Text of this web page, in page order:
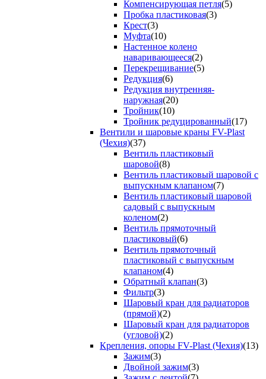
Компенсирующая петля(5)
Пробка пластиковая(3)
Крест(3)
Муфта(10)
Настенное колено
наваривающееся(2)
Перекрещивание(5)
Редукция(6)
Редукция внутренняя-
наружная(20)
Тройник(10)
Тройник редуцированный(17)
Вентили и шаровые краны FV-Plast
(Чехия)(37)
Вентиль пластиковый
шаровой(8)
Вентиль пластиковый шаровой с
выпускным клапаном(7)
Вентиль пластиковый шаровой
садовый с выпускным
коленом(2)
Вентиль прямоточный
пластиковый(6)
Вентиль прямоточный
пластиковый с выпускным
клапаном(4)
Обратный клапан(3)
Фильтр(3)
Шаровый кран для радиаторов
(прямой)(2)
Шаровый кран для радиаторов
(угловой)(2)
Крепления, опоры FV-Plast (Чехия)(13)
Зажим(3)
Двойной зажим(3)